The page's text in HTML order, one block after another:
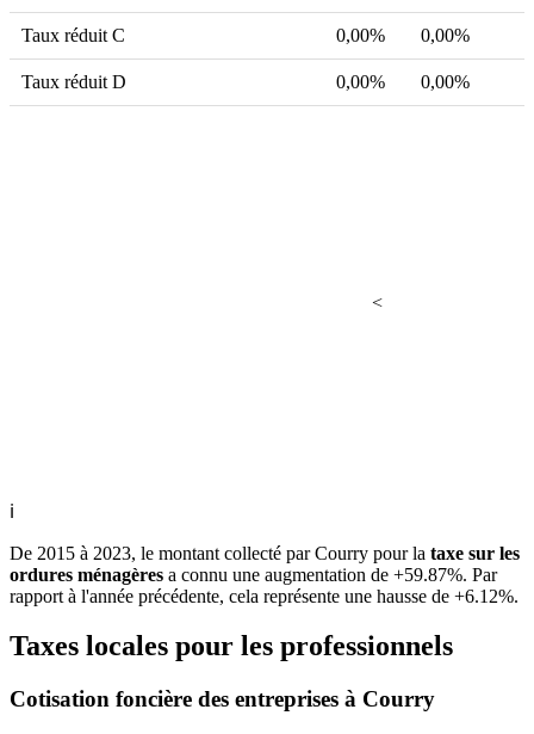
Taux réduit C 0,00% 0,00%
Taux réduit D 0,00% 0,00%
<
ℹ
De 2015 à 2023, le montant collecté par Courry pour la taxe sur les
ordures ménagères a connu une augmentation de +59.87%. Par
rapport à l'année précédente, cela représente une hausse de +6.12%.
Taxes locales pour les professionnels
Cotisation foncière des entreprises à Courry